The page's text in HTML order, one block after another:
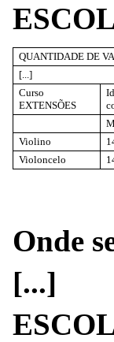
QUANTIDADE DE
[...]
Curso
EXTENSÕES
Violino
Violoncelo
Onde
[...]